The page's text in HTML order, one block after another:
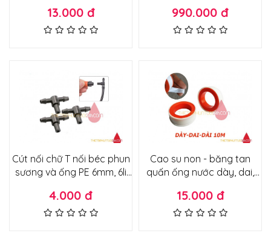
13.000 đ
bơm công suất lớn
990.000 đ
Cút nối chữ T nối béc phun
sương và ống PE 6mm, 6li
nhỏ giọt, tưới tự động phun
sương, phun mưa
4.000 đ
Cao su non - băng tan
quấn ống nước dày, dai,
15.000 đ